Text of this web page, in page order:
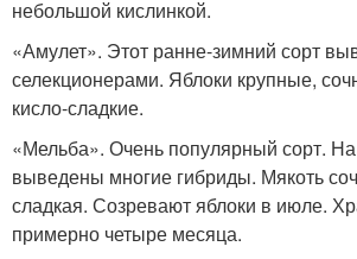
небольшой кислинкой.
«Амулет». Этот ранне-зимний сорт
селекционерами. Яблоки крупные,
кисло-сладкие.
«Мельба». Очень популярный сорт.
выведены многие гибриды. Мякоть
сладкая. Созревают яблоки в июле.
примерно четыре месяца.